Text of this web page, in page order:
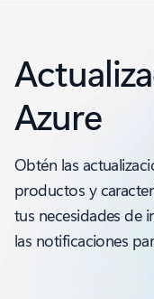
Azure
Obtén las
productos y
tus necesidades de
las notificaciones